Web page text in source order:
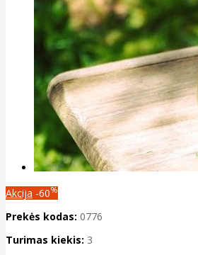
Akcija -60%
Prekės kodas: 0776
Turimas kiekis: 3